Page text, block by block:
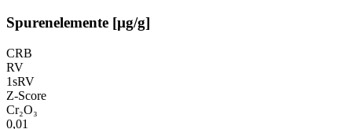
Spurenelemente [µg/g]
CRB
RV
1sRV
Z-Score
Cr₂O₃
0,01